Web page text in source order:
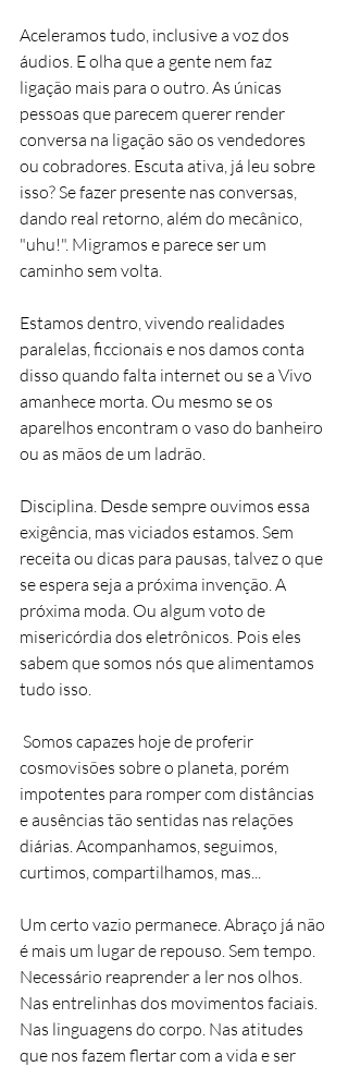
Aceleramos tudo, inclusive a voz dos
áudios. E olha que a gente nem faz
ligação mais para o outro. As únicas
pessoas que parecem querer render
conversa na ligação são os vendedores
ou cobradores. Escuta ativa, já leu sobre
isso? Se fazer presente nas conversas,
dando real retorno, além do mecânico,
"uhu!". Migramos e parece ser um
caminho sem volta.
Estamos dentro, vivendo realidades
paralelas, ficcionais e nos damos conta
disso quando falta internet ou se a Vivo
amanhece morta. Ou mesmo se os
aparelhos encontram o vaso do banheiro
ou as mãos de um ladrão.
Disciplina. Desde sempre ouvimos essa
exigência, mas viciados estamos. Sem
receita ou dicas para pausas, talvez o que
se espera seja a próxima invenção. A
próxima moda. Ou algum voto de
misericórdia dos eletrônicos. Pois eles
sabem que somos nós que alimentamos
tudo isso.
cosmovisões sobre o planeta, porém
impotentes para romper com distâncias
e ausências tão sentidas nas relações
diárias. Acompanhamos, seguimos,
curtimos, compartilhamos, mas...
Um certo vazio permanece. Abraço já não
é mais um lugar de repouso. Sem tempo.
Necessário reaprender a ler nos olhos.
Nas entrelinhas dos movimentos faciais.
Nas linguagens do corpo. Nas atitudes
que nos fazem flertar com a vida e ser